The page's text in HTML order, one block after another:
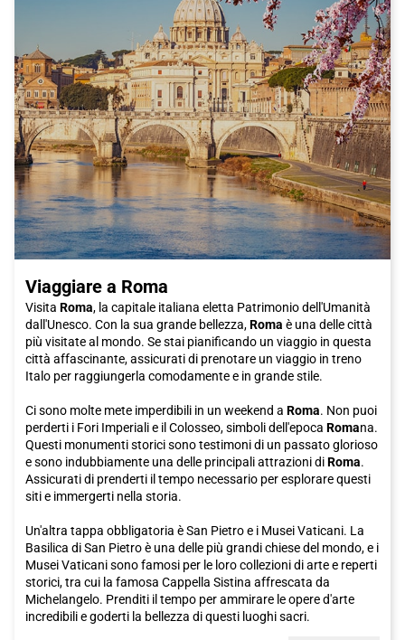
Genova offre anche molte opportunità per fare shopping. Le
strade dello shopping più famose sono via XX Settembre, via
Roma e via San Vincenzo, dove puoi trovare boutique di moda
italiane e internazionali.
Non dimenticare di fare una passeggiata lungo il porto antico,
che è stato completamente rinnovato e offre una vista
spettacolare sul mare. Qui troverai anche il Museo del Mare e
l'Antico Porto, dove sono ancora visibili i resti dell'antico porto
romano.
Genova è una città che offre davvero qualcosa per tutti. Che tu
sia un amante dell'arte, della storia o della buona cucina, non
rimarrai deluso dalla tua visita. E cosa c'è di meglio che arrivare
in città con il treno Italo, che ti permette di viaggiare in modo
comodo e veloce? Acquista subito il tuo biglietto Italo per
"Superba" città italiana.
Viaggiare a Roma
Visita Roma, la capitale italiana eletta Patrimonio dell'Umanità
dall'Unesco. Con la sua grande bellezza,Roma è una delle città
più visitate al mondo. Se stai pianificando un viaggio in questa
città affascinante, assicurati di prenotare un viaggio in treno
Italo per raggiungerla comodamente e in grande stile.
Ci sono molte mete imperdibili in un weekend a Roma. Non puoi
perderti i Fori Imperiali e il Colosseo, simboli dell'epoca Romana.
Questi monumenti storici sono testimoni di un passato glorioso
e sono indubbiamente una delle principali attrazioni diRoma.
Assicurati di prenderti il tempo necessario per esplorare questi
siti e immergerti nella storia.
Un'altra tappa obbligatoria è San Pietro e i Musei Vaticani. La
Basilica di San Pietro è una delle più grandi chiese del mondo, e i
Musei Vaticani sono famosi per le loro collezioni di arte e reperti
storici, tra cui la famosa Cappella Sistina affrescata da
Michelangelo. Prenditi il tempo per ammirare le opere d'arte
incredibili e goderti la bellezza di questi luoghi sacri.